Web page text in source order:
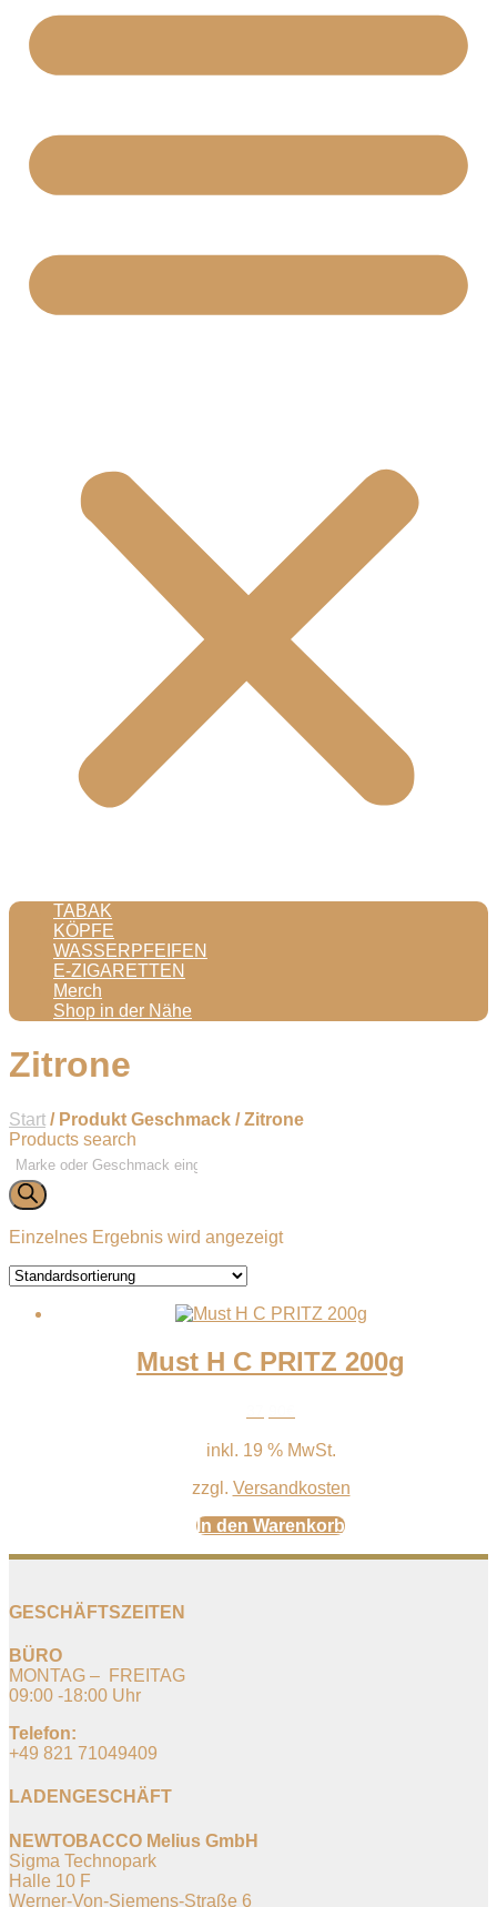
TABAK
KÖPFE
WASSERPFEIFEN
E-ZIGARETTEN
Merch
Shop in der Nähe
Zitrone
Start / Produkt Geschmack / Zitrone
Products search
Einzelnes Ergebnis wird angezeigt
Must H C PRITZ 200g
inkl. 19 % MwSt.
zzgl. Versandkosten
In den Warenkorb
GESCHÄFTSZEITEN
BÜRO
MONTAG – FREITAG
09:00 -18:00 Uhr
Telefon:
+49 821 71049409
LADENGESCHÄFT
NEWTOBACCO Melius GmbH
Sigma Technopark
Halle 10 F
Werner-Von-Siemens-Straße 6